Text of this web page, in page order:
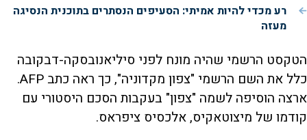
רע מכדי להיות אמיתי: הסעיפים הנסתרים בתוכנית הנסיגה
מעזה
הטקסט הרשמי שהיה מונח לפני סיליאנובסקה-דבקובה
כלל את השם הרשמי "צפון מקדוניה", כך ראה כתב AFP.
ארצה הוסיפה לשמה "צפון" בעקבות הסכם היסטורי עם
קודמו של מיצוטאקיס, אלכסיס ציפראס.